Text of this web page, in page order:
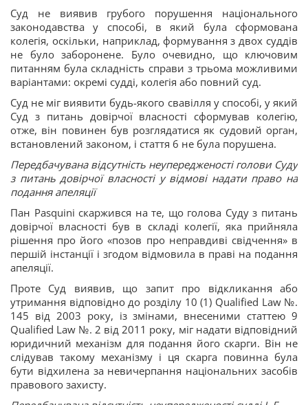
Суд не виявив грубого порушення національного
законодавства у способі, в який була сформована
колегія, оскільки, наприклад, формування з двох суддів
не було заборонене. Було очевидно, що ключовим
питанням була складність справи з трьома можливими
варіантами: окремі судді, колегія або повний суд.
Суд не міг виявити будь-якого свавілля у способі, у який
Суд з питань довірчої власності сформував колегію,
отже, він повинен був розглядатися як судовий орган,
встановлений законом, і стаття 6 не була порушена.
Передбачувана відсутність неупередженості голови Суду
з питань довірчої власності у відмові надати право на
подання апеляції
Пан Pasquini скаржився на те, що голова Суду з питань
довірчої власності був в складі колегії, яка прийняла
рішення про його «позов про неправдиві свідчення» в
першій інстанції і згодом відмовила в праві на подання
апеляції.
Проте Суд виявив, що запит про відкликання або
утримання відповідно до розділу 10 (1) Qualified Law №.
145 від 2003 року, із змінами, внесеними статтею 9
Qualified Law №. 2 від 2011 року, міг надати відповідний
юридичний механізм для подання його скарги. Він не
слідував такому механізму і ця скарга повинна була
бути відхилена за невичерпання національних засобів
правового захисту.